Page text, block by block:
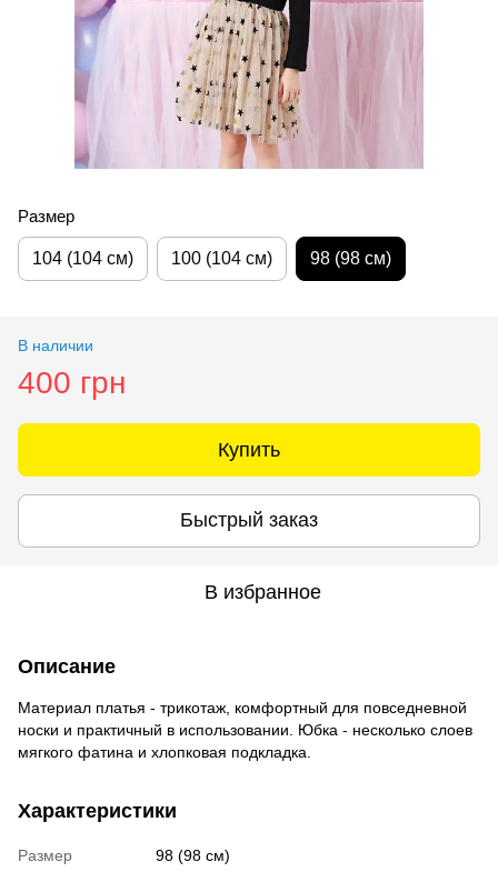
Размер
104 (104 см) 100 (104 см) 98 (98 см)
В наличии
400 грн
Купить
Быстрый заказ
В избранное
Описание
Материал платья - трикотаж, комфортный для повседневной
носки и практичный в использовании. Юбка - несколько слоев
мягкого фатина и хлопковая подкладка.
Характеристики
Размер
98 (98 см)